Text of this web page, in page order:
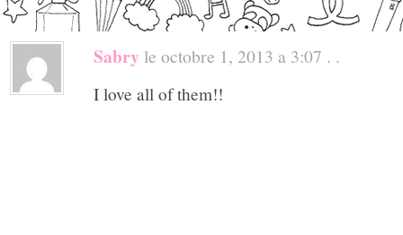
Sabry le octobre 1, 2013 a 3:07 . .
I love all of them!!